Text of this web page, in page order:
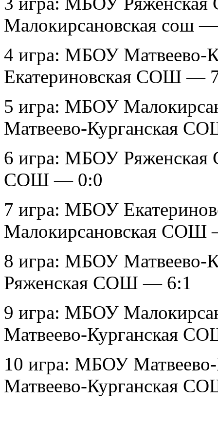
Малокирсановская сош
4 игра: МБОУ
Екатериновская СОШ —
5 игра: МБОУ
Матвеево-Курганская
6 игра: МБОУ
СОШ — 0:0
7 игра: МБОУ
Малокирсановская СОШ
8 игра: МБОУ
Ряженская СОШ — 6:1
9 игра: МБОУ
Матвеево-Курганская
10 игра: МБОУ
Матвеево-Курганская